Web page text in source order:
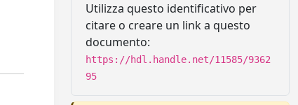
Utilizza questo identificativo per
citare o creare un link a questo
documento:
https://hdl.handle.net/11585/9362
95